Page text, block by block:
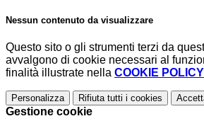
Nessun contenuto da visualizzare
Questo sito o gli strumenti terzi da
avvalgono di cookie necessari al
finalità illustrate nella COOKIE POLICY
Personalizza Rifiuta tutti i cookies
Gestione cookie